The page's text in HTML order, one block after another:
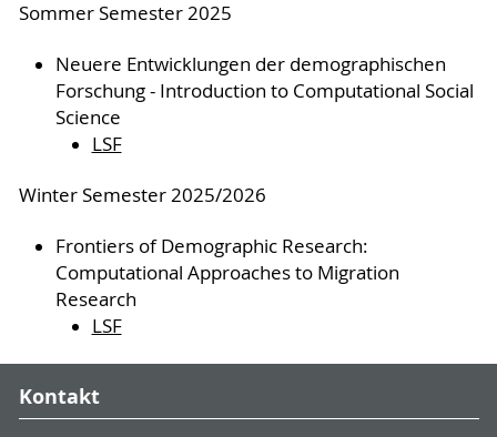
Sommer Semester 2025
Neuere Entwicklungen der demographischen
Forschung - Introduction to Computational Social
Science
LSF
Winter Semester 2025/2026
Frontiers of Demographic Research:
Computational Approaches to Migration
Research
LSF
Kontakt